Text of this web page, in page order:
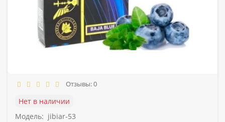
Отзывы: 0
Нет в наличии
Модель: jibiar-53